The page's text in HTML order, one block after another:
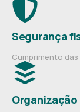
Segurança
Cumprimento